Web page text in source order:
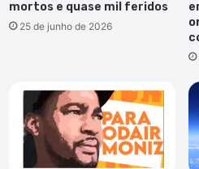
mortos e quase mil feridos
25 de junho de 2026